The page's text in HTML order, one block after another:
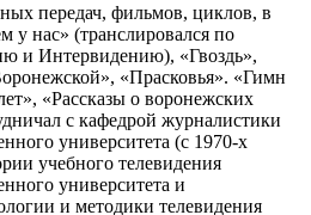
передач, фильмов, циклов, в
у нас» (транслировался по
и Интервидению), «Гвоздь»,
«Прасковья». «Гимн
«Рассказы о воронежских
с кафедрой журналистики
университета (с 1970-х
учебного телевидения
университета и
и методики телевидения